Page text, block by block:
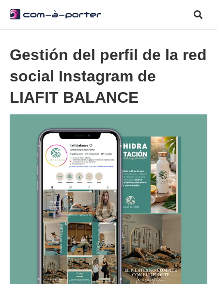
Gestión del perfil de la red
social Instagram de
LIAFIT BALANCE